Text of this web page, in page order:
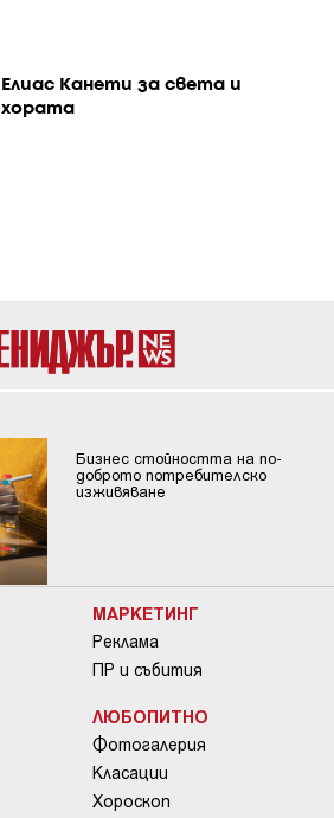
Елиас Канети за света и
хората
Бизнес стойността на по-
доброто потребителско
изживяване
МАРКЕТИНГ
Реклама
ПР и събития
ЛЮБОПИТНО
Фотогалерия
Класации
Хороскоп